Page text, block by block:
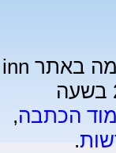
כתבה זאת פורסמה באתר inn
בתאריך 29-5-26 בשעה
הכתבה,
.